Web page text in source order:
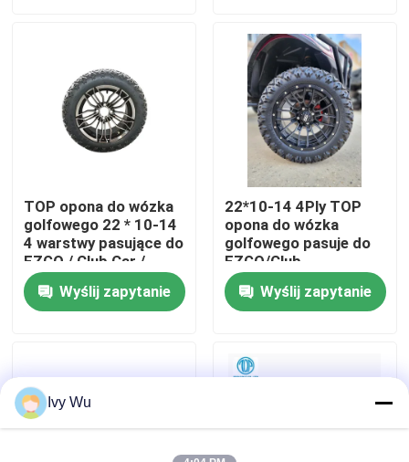
Wycieczka po fabryce
Skontaktuj się z nami
Aktualności
Pokrowce na koła wózka golfowego
Deska rozdzielcza wózka golfowego
TOP opona do wózka
golfowego 22 * ​​10-14
4 warstwy pasujące do
EZGO / Club Car /
Yamaha
Wyślij zapytanie
22*10-14 4Ply TOP
opona do wózka
golfowego pasuje do
EZGO/Club
Car/Yamaha
Wyślij zapytanie
Ivy Wu